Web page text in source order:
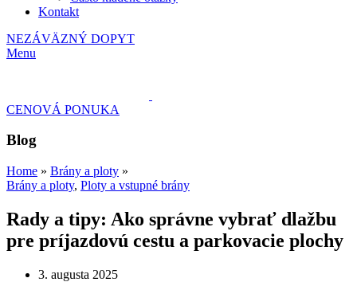
Kontakt
NEZÁVÄZNÝ DOPYT
Menu
CENOVÁ PONUKA
Blog
Home » Brány a ploty »
Brány a ploty, Ploty a vstupné brány
Rady a tipy: Ako správne vybrať dlažbu
pre príjazdovú cestu a parkovacie plochy
3. augusta 2025